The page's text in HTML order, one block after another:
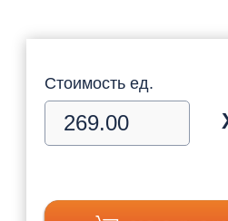
Стоимость ед.